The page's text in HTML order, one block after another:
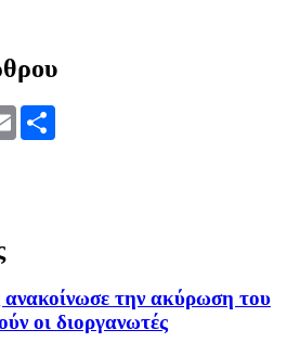
Email
την ακύρωση του
οι διοργανωτές